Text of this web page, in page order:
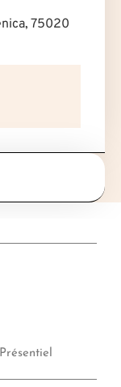
75020
Présentiel